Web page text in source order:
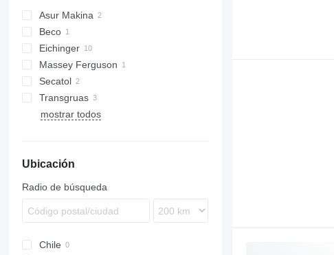
Asur Makina
Beco
Eichinger
Massey Ferguson
Secatol
Transgruas
mostrar todos
Ubicación
Radio de búsqueda
Chile